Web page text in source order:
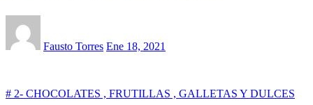
Fausto Torres Ene 18, 2021
# 2- CHOCOLATES , FRUTILLAS , GALLETAS Y DULCES